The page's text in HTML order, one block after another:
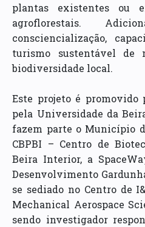
plantas existentes ou
agroflorestais.
consciencialização,
turismo sustentável de
biodiversidade local.
Este projeto é promovido
pela Universidade da
fazem parte o Município
CBPBI – Centro de
Beira Interior, a
Desenvolvimento
se sediado no Centro de
Mechanical Aerospace
sendo investigador